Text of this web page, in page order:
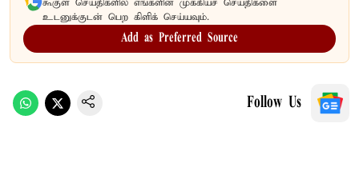
கூகுள் செய்திகளில் எங்களின் முக்கியச் செய்திகளை
உடனுக்குடன் பெற கிளிக் செய்யவும்.
Add as Preferred Source
Follow Us